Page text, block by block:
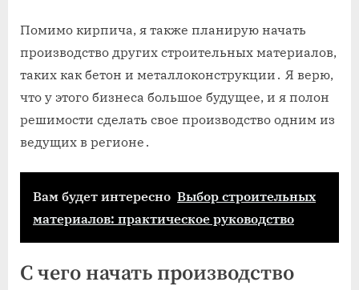
Помимо кирпича, я также планирую начать
производство других строительных материалов,
таких как бетон и металлоконструкции․ Я верю,
что у этого бизнеса большое будущее, и я полон
решимости сделать свое производство одним из
ведущих в регионе․
Вам будет интересно Выбор строительных
материалов: практическое руководство
С чего начать производство